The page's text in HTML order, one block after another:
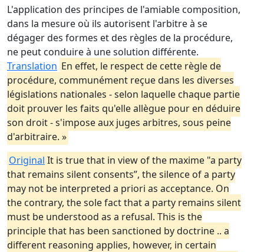
L'application des principes de l'amiable composition,
dans la mesure où ils autorisent l'arbitre à se
dégager des formes et des règles de la procédure,
ne peut conduire à une solution différente.
Translation En effet, le respect de cette règle de
procédure, communément reçue dans les diverses
législations nationales - selon laquelle chaque partie
doit prouver les faits qu'elle allègue pour en déduire
son droit - s'impose aux juges arbitres, sous peine
d'arbitraire. »
Original It is true that in view of the maxime "a party
that remains silent consents”, the silence of a party
may not be interpreted a priori as acceptance. On
the contrary, the sole fact that a party remains silent
must be understood as a refusal. This is the
principle that has been sanctioned by doctrine .. a
different reasoning applies, however, in certain